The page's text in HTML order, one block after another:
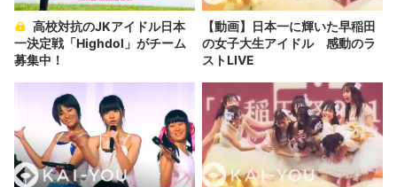
一決定戦「Highdol」がチーム
募集中！
【動画】日本一に輝いた早稲田
の女子大生アイドル 感動のラ
ストLIVE